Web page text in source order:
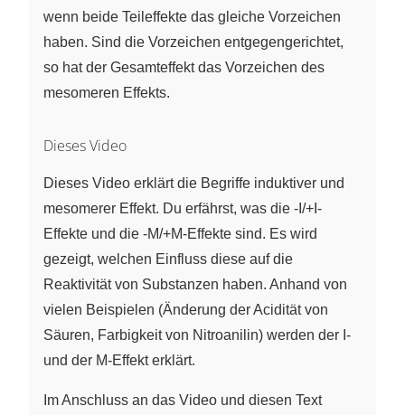
wenn beide Teileffekte das gleiche Vorzeichen
haben. Sind die Vorzeichen entgegengerichtet,
so hat der Gesamteffekt das Vorzeichen des
mesomeren Effekts.
Dieses Video
Dieses Video erklärt die Begriffe induktiver und
mesomerer Effekt. Du erfährst, was die -I/+I-
Effekte und die -M/+M-Effekte sind. Es wird
gezeigt, welchen Einfluss diese auf die
Reaktivität von Substanzen haben. Anhand von
vielen Beispielen (Änderung der Acidität von
Säuren, Farbigkeit von Nitroanilin) werden der I-
und der M-Effekt erklärt.
Im Anschluss an das Video und diesen Text